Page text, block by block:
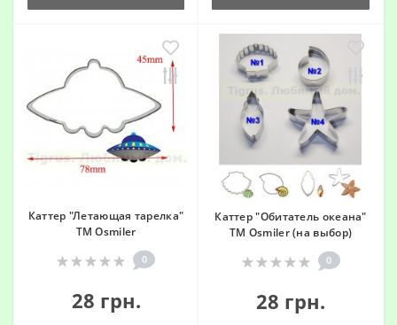
Каттер "Летающая тарелка"
ТМ Osmiler
0
28 грн.
Каттер "Обитатель океана"
ТМ Osmiler (на выбор)
0
28 грн.